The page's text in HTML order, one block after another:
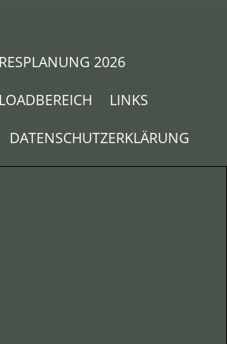
2026
LINKS
DATENSCHUTZERKLÄRUNG